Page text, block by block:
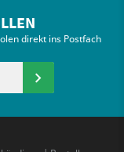
direkt ins Postfach